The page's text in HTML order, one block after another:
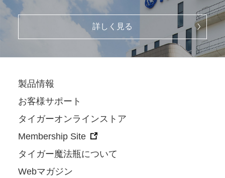
詳しく見る
製品情報
お客様サポート
タイガーオンラインストア
Membership Site
タイガー魔法瓶について
Webマガジン